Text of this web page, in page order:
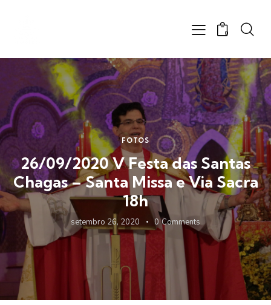
0
FOTOS
26/09/2020 V Festa das Santas
Chagas – Santa Missa e Via Sacra
18h
setembro 26, 2020 0 Comments